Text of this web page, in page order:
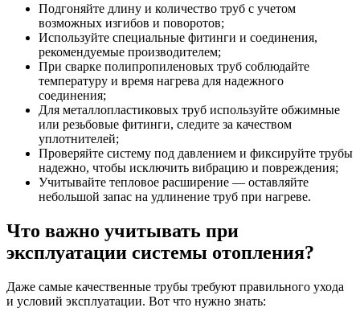
Подгоняйте длину и количество труб с учетом
возможных изгибов и поворотов;
Используйте специальные фитинги и соединения,
рекомендуемые производителем;
При сварке полипропиленовых труб соблюдайте
температуру и время нагрева для надежного
соединения;
Для металлопластиковых труб используйте обжимные
или резьбовые фитинги, следите за качеством
уплотнителей;
Проверяйте систему под давлением и фиксируйте трубы
надежно, чтобы исключить вибрацию и повреждения;
Учитывайте тепловое расширение — оставляйте
небольшой запас на удлинение труб при нагреве.
Что важно учитывать при
эксплуатации системы отопления?
Даже самые качественные трубы требуют правильного ухода
и условий эксплуатации. Вот что нужно знать: